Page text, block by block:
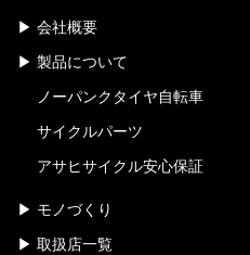
会社概要
製品について
ノーパンクタイヤ自転車
サイクルパーツ
アサヒサイクル安心保証
モノづくり
取扱店一覧